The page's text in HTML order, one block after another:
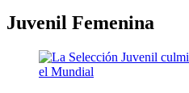
Juvenil Femenina